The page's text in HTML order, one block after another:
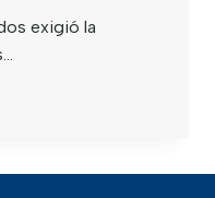
exigió la